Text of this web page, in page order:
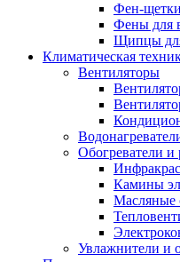
Фен-щетки
Фены для
Щипцы
Климатическая
Вентиляторы
Обогреватели и
Камины
Масляные
Увлажнители и